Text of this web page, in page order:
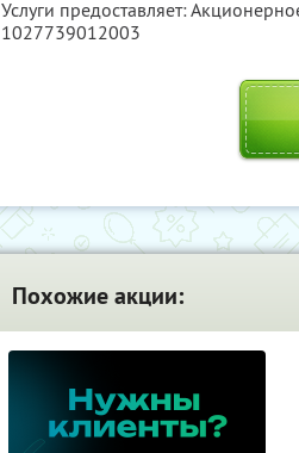
Услуги предоставляет:
1027739012003
Похожие акции: